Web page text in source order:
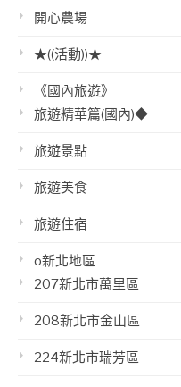
開心農場
★((活動))★
《國內旅遊》
旅遊精華篇(國內)◆
旅遊景點
旅遊美食
旅遊住宿
o新北地區
207新北市萬里區
208新北市金山區
224新北市瑞芳區